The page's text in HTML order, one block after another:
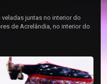
juntas no interior do
de Acrelândia, no interior do